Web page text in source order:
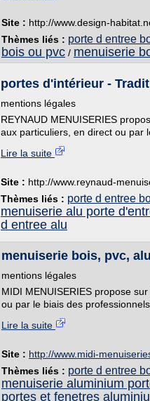
Site : http://www.design-
Thèmes liés : porte d entree
bois ou pvc / menuiserie
portes d'intérieur -
mentions légales
REYNAUD MENUISERIES
aux particuliers, en direct ou par
Lire la suite
Site : http://www.reynaud-
Thèmes liés : porte d entree
menuiserie alu porte
d entree alu
menuiserie bois, pvc,
mentions légales
MIDI MENUISERIES propose
ou par le biais des
Lire la suite
Site : http://www.midi-
Thèmes liés : porte d entree
menuiserie aluminium
portes et fenetres